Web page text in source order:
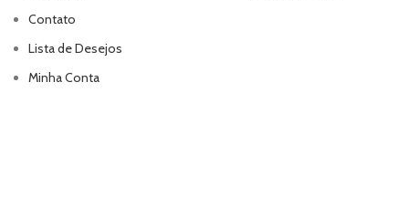
Contato
Lista de Desejos
Minha Conta